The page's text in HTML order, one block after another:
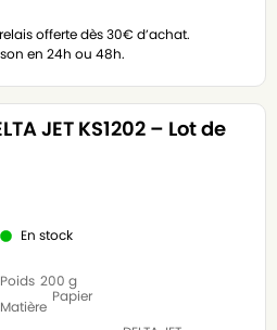
offerte dès 30€ d’achat.
en 24h ou 48h.
JET KS1202 – Lot de
En stock
Poids 200 g
Matière
Papier